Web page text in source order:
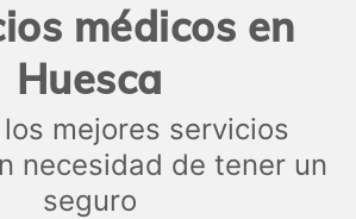
médicos en
Huesca
mejores servicios
necesidad de tener un
seguro